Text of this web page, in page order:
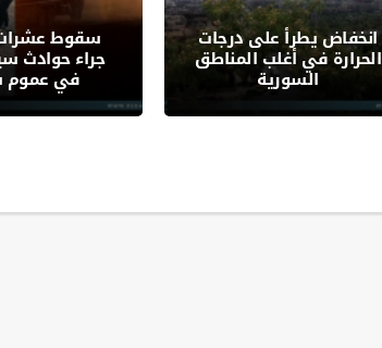
سقوط عشرات
جراء حوادث
في عموم
انخفاض يطرأ على درجات
الحرارة في أغلب المناطق
السورية